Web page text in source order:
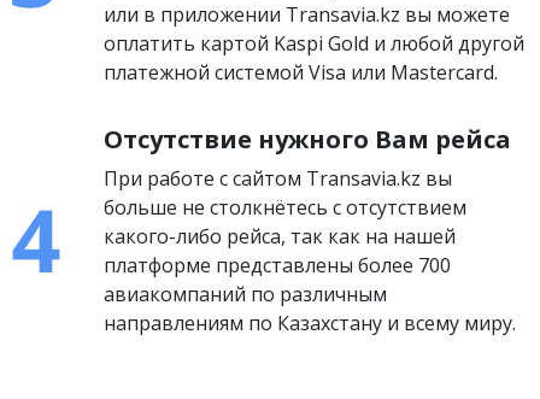
или в приложении Transavia.kz вы можете
оплатить картой Kaspi Gold и любой другой
платежной системой Visa или Mastercard.
Отсутствие нужного Вам рейса
При работе с сайтом Transavia.kz вы
больше не столкнётесь с отсутствием
какого-либо рейса, так как на нашей
платформе представлены более 700
авиакомпаний по различным
направлениям по Казахстану и всему миру.